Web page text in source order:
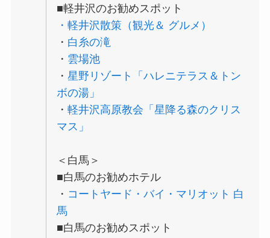
■軽井沢のお勧めスポット
・軽井沢散策（観光＆ グルメ）
・ 白糸の滝
・ 雲場池
・星野リゾート「ハレニテラス＆トン
ボの湯」
・軽井沢高原教会「星降る森のクリス
マス」
＜白馬＞
■白馬のお勧めホテル
・ コートヤード・バイ・マリオット 白
馬
■白馬のお勧めスポット